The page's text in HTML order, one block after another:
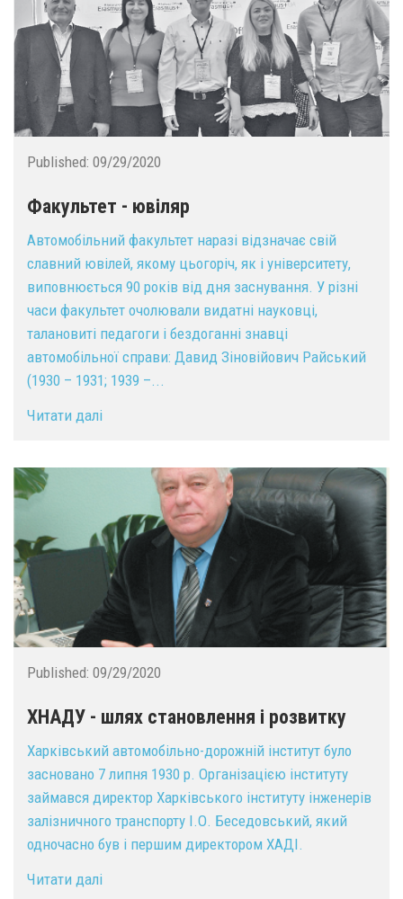
Published: 09/29/2020
Факультет - ювіляр
Автомобільний факультет наразі відзначає свій
славний ювілей, якому цьогоріч, як і університету,
виповнюється 90 років від дня заснування. У різні
часи факультет очолювали видатні науковці,
талановиті педагоги і бездоганні знавці
автомобільної справи: Давид Зіновійович Райський
(1930 – 1931; 1939 –...
Читати далі
Published: 09/29/2020
ХНАДУ - шлях становлення і розвитку
Харківський автомобільно-дорожній інститут було
засновано 7 липня 1930 р. Організацією інституту
займався директор Харківського інституту інженерів
залізничного транспорту І.О. Беседовський, який
одночасно був і першим директором ХАДІ.
Читати далі